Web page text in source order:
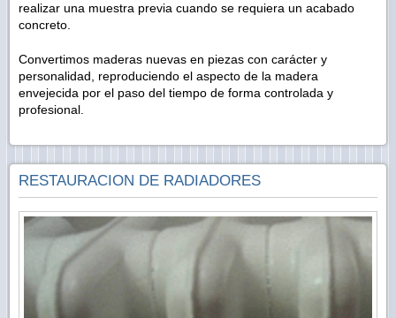
realizar una muestra previa cuando se requiera un acabado
concreto.
Convertimos maderas nuevas en piezas con carácter y
personalidad, reproduciendo el aspecto de la madera
envejecida por el paso del tiempo de forma controlada y
profesional.
RESTAURACION DE RADIADORES